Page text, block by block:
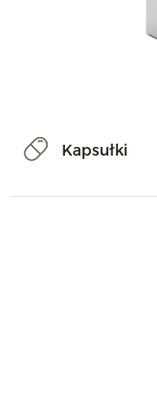
Kapsułki